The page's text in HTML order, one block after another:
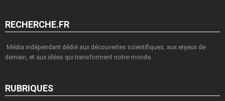
RECHERCHE.FR
Média indépendant dédié aux découvertes scientifiques, aux enjeux de
demain, et aux idées qui transforment notre monde.
RUBRIQUES